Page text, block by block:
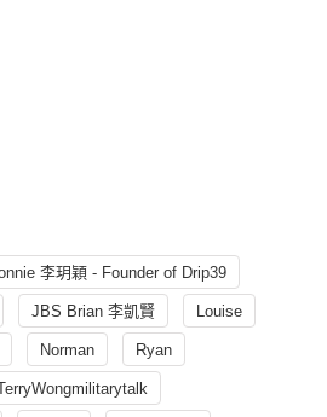
李玥穎 - Founder of Drip39
JBS Brian 李凱賢 Louise
Norman Ryan